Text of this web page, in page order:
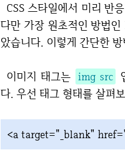
CSS 스타일에서 미리 반응형으로 만들거나, 자바스크립트를 통해서 반응형으로 만드는 방법은 많습니
다만 가장 원초적인 방법
았습니다. 이렇게 간단한
이미지 태그는 img src
다. 우선 태그 형태를 살펴
<a target="_blank"